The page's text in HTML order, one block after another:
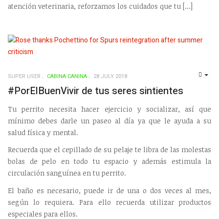
atención veterinaria, reforzamos los cuidados que tu […]
SUPER USER CABINA CANINA 28 JULY 2018
#PorElBuenVivir de tus seres sintientes
Tu perrito necesita hacer ejercicio y socializar, así que
mínimo debes darle un paseo al día ya que le ayuda a su
salud física y mental.
Recuerda que el cepillado de su pelaje te libra de las molestas
bolas de pelo en todo tu espacio y además estimula la
circulación sanguínea en tu perrito.
El baño es necesario, puede ir de una o dos veces al mes,
según lo requiera. Para ello recuerda utilizar productos
especiales para ellos.